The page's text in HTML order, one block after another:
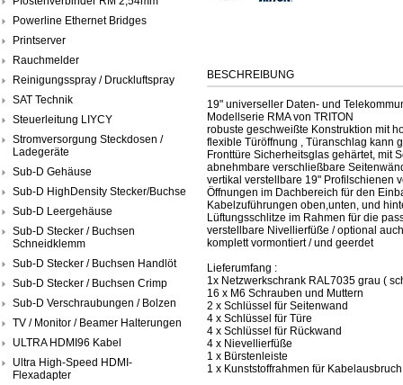
Powerline Ethernet Bridges
Printserver
Rauchmelder
Reinigungsspray / Druckluftspray
SAT Technik
Steuerleitung LIYCY
Stromversorgung Steckdosen /
Ladegeräte
Sub-D Gehäuse
Sub-D HighDensity Stecker/Buchse
Sub-D Leergehäuse
Sub-D Stecker / Buchsen
Schneidklemm
Sub-D Stecker / Buchsen Handlöt
Sub-D Stecker / Buchsen Crimp
Sub-D Verschraubungen / Bolzen
TV / Monitor / Beamer Halterungen
ULTRA HDMI96 Kabel
Ultra High-Speed HDMI-
Flexadapter
BESCHREIBUNG
19" universeller Daten- und
Modellserie RMA von TRITON
robuste geschweißte Konstruktion mit
flexible Türöffnung , Türanschlag kann
Fronttüre Sicherheitsglas gehärtet, mit
abnehmbare verschließbare
vertikal verstellbare 19" Profilschienen
Öffnungen im Dachbereich für den
Kabelzuführungen oben,unten, und
Lüftungsschlitze im Rahmen für die
verstellbare Nivellierfüße / optional
komplett vormontiert / und geerdet
Lieferumfang :
1x Netzwerkschrank RAL7035 grau (
16 x M6 Schrauben und Muttern
2 x Schlüssel für Seitenwand
4 x Schlüssel für Türe
4 x Schlüssel für Rückwand
4 x Nievellierfüße
1 x Bürstenleiste
1 x Kunststoffrahmen für Kabelausbruch